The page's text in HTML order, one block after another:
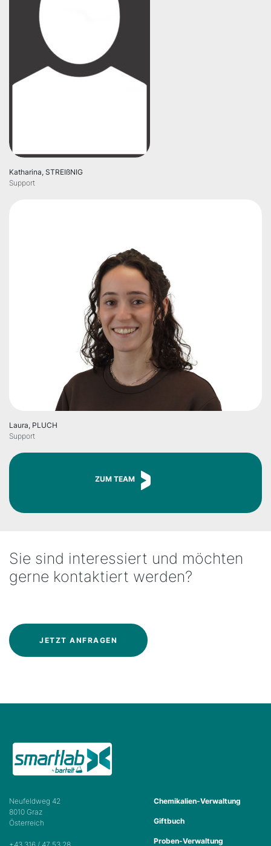
Katharina, STREIßNIG
Support
Laura, PLUCH
Support
ZUM TEAM
Sie sind interessiert und möchten
gerne kontaktiert werden?
JETZT ANFRAGEN
Neufeldweg 42
8010 Graz
Österreich
Chemikalien-Verwaltung
Giftbuch
Proben-Verwaltung